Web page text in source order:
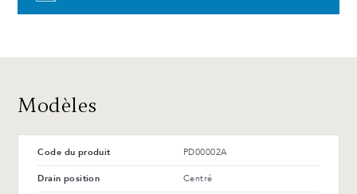
Modèles
Code du produit PD00002A
Drain position Centré